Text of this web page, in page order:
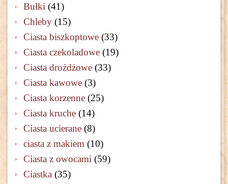
Bułki (41)
Chleby (15)
Ciasta biszkoptowe (33)
Ciasta czekoladowe (19)
Ciasta drożdżowe (33)
Ciasta kawowe (3)
Ciasta korzenne (25)
Ciasta kruche (14)
Ciasta ucierane (8)
ciasta z makiem (10)
Ciasta z owocami (59)
Ciastka (35)